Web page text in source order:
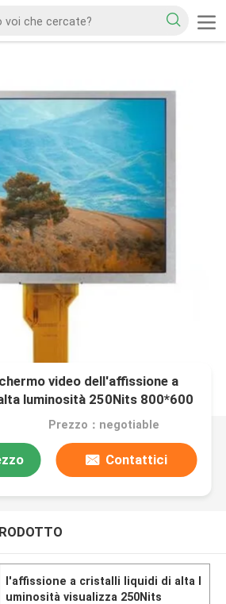
video dell'affissione a
luminosità 250Nits 800*600
Prezzo：negotiable
Contattici
l'affissione a cristalli liquidi di alta l
uminosità visualizza 250Nits